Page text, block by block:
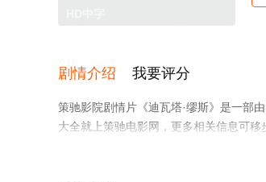
剧情介绍 我要评分
策驰影院剧情片《迪瓦塔·缪斯》是一部
大全就上策驰电影网，更多相关信息可移